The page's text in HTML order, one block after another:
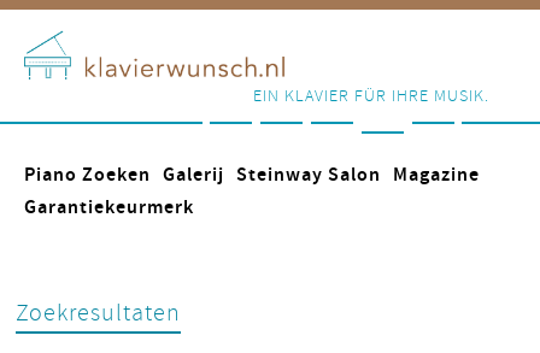
EIN KLAVIER FÜR IHRE MUSIK.
Piano Zoeken Galerij Steinway Salon
Magazine
Garantiekeurmerk
Zoekresultaten